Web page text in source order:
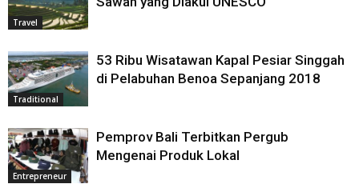
Travel
Traditional
53 Ribu Wisatawan Kapal Pesiar Singgah
di Pelabuhan Benoa Sepanjang 2018
Entrepreneur
Pemprov Bali Terbitkan Pergub
Mengenai Produk Lokal